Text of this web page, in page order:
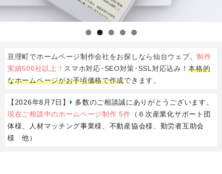
亘理町でホームページ制作会社をお探しなら仙台ウェブ。制作
実績500社以上！ スマホ対応･SEO対策･SSL対応込み！本格的
なホームページがお手頃価格で作成できます。
【2026年8月7日】
多数のご相談誠にありがとうございます。
現在ご相談中のホームページ制作 5件 （６次産業化サポート団
体様、人材マッチング事業様、不動産協会様、勤労者互助会
様 他）